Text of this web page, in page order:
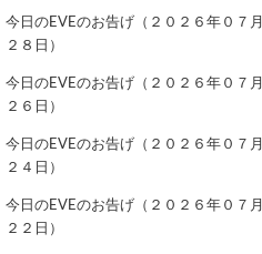
今日のEVEのお告げ（２０２６年０７月
２８日）
今日のEVEのお告げ（２０２６年０７月
２６日）
今日のEVEのお告げ（２０２６年０７月
２４日）
今日のEVEのお告げ（２０２６年０７月
２２日）